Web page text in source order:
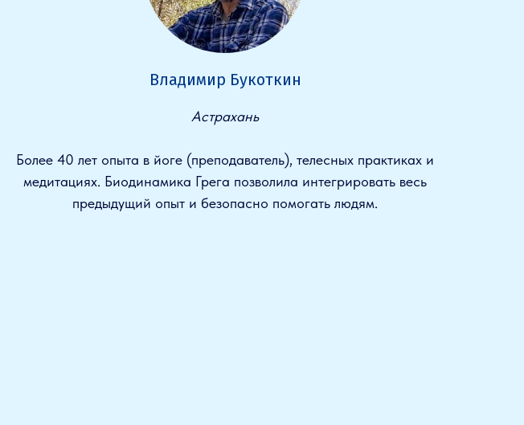
Владимир Букоткин
Астрахань
Более 40 лет опыта в йоге (преподаватель), телесных практиках и
медитациях. Биодинамика Грега позволила интегрировать весь
предыдущий опыт и безопасно помогать людям.